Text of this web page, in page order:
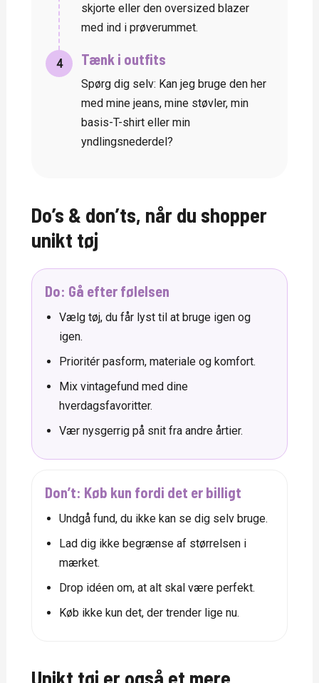
skjorte eller den oversized blazer
med ind i prøverummet.
4 Tænk i outfits
Spørg dig selv: Kan jeg bruge den her
med mine jeans, mine støvler, min
basis-T-shirt eller min
yndlingsnederdel?
Do’s & don’ts, når du shopper
unikt tøj
Do: Gå efter følelsen
Vælg tøj, du får lyst til at bruge igen og
igen.
Prioritér pasform, materiale og komfort.
Mix vintagefund med dine
hverdagsfavoritter.
Vær nysgerrig på snit fra andre årtier.
Don’t: Køb kun fordi det er billigt
Undgå fund, du ikke kan se dig selv bruge.
Lad dig ikke begrænse af størrelsen i
mærket.
Drop idéen om, at alt skal være perfekt.
Køb ikke kun det, der trender lige nu.
Unikt tøj er også et mere